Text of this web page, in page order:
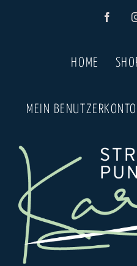
HOME
MEIN BENUTZERKONTO